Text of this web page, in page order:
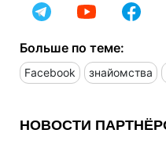
Больше по теме:
Facebook знайомства